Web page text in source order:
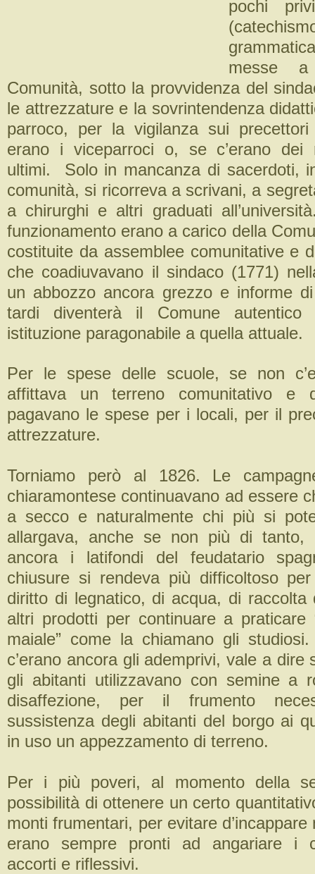
pochi
messe
Comunità, sotto la provvidenza del
le attrezzature e la sovrintendenza
parroco, per la vigilanza sui
erano i viceparroci o, se c’erano dei
ultimi. Solo in mancanza di sacerdoti,
comunità, si ricorreva a scrivani, a
a chirurghi e altri graduati
funzionamento erano a carico della
costituite da assemblee comunitative e
che coadiuvavano il sindaco (1771)
un abbozzo ancora grezzo e informe
tardi diventerà il Comune autentico
istituzione paragonabile a quella attuale.
Per le spese delle scuole, se non
affittava un terreno comunitativo e
pagavano le spese per i locali, per il
attrezzature.
Torniamo però al 1826. Le
chiaramontese continuavano ad essere
a secco e naturalmente chi più si
allargava, anche se non più di tanto,
ancora i latifondi del feudatario
chiusure si rendeva più difficoltoso
diritto di legnatico, di acqua, di raccolta
altri prodotti per continuare a praticare
maiale” come la chiamano gli
c’erano ancora gli ademprivi, vale a dire
gli abitanti utilizzavano con semine a
disaffezione, per il frumento
sussistenza degli abitanti del borgo ai
in uso un appezzamento di terreno.
Per i più poveri, al momento della
possibilità di ottenere un certo
monti frumentari, per evitare
erano sempre pronti ad angariare i
accorti e riflessivi.